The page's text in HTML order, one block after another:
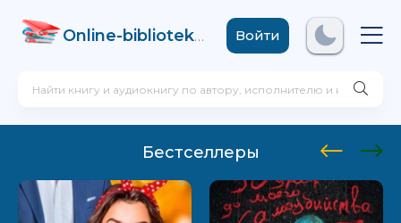
Online-biblioteka .comВойти
Бестселлеры